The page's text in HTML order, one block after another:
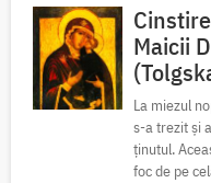
Maicii
La miezul
s-a trezit și
ținutul.
foc de pe